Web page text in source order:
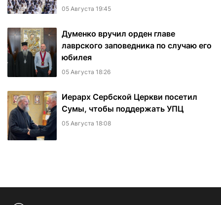
05 Августа 19:45
Думенко вручил орден главе
лаврского заповедника по случаю его
юбилея
05 Августа 18:26
Иерарх Сербской Церкви посетил
Сумы, чтобы поддержать УПЦ
05 Августа 18:08